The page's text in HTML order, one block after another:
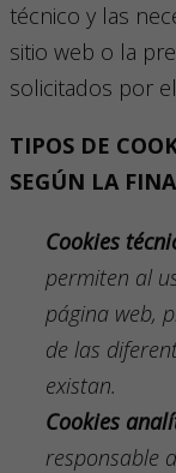
técnico y las
sitio web o la
solicitados por
TIPOS DE
SEGÚN LA
Cookies
permiten al
página web,
de las
existan.
Cookies
responsable